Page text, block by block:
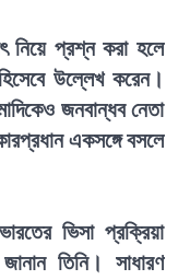
নিয়ে প্রশ্ন করা হলে
উল্লেখ করেন।
জনবান্ধব নেতা
একসঙ্গে বসলে
ভিসা প্রক্রিয়া
তিনি। সাধারণ